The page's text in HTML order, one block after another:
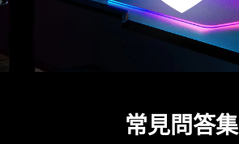
常見問答集